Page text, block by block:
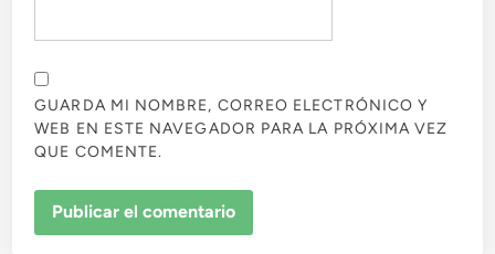
GUARDA MI NOMBRE, CORREO ELECTRÓNICO Y
WEB EN ESTE NAVEGADOR PARA LA PRÓXIMA VEZ
QUE COMENTE.